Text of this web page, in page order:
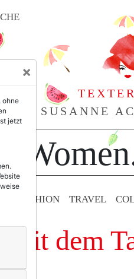
SUSANNE
& FASHION TRAVEL
mit dem
×
ohne
jetzt